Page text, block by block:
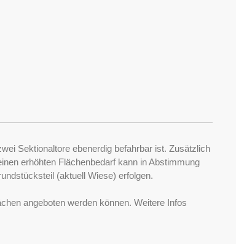
Sektionaltore ebenerdig befahrbar ist. Zusätzlich
erhöhten Flächenbedarf kann in Abstimmung
(aktuell Wiese) erfolgen.
angeboten werden können. Weitere Infos